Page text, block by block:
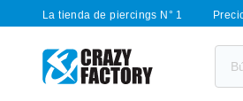
La tienda de piercings N° 1